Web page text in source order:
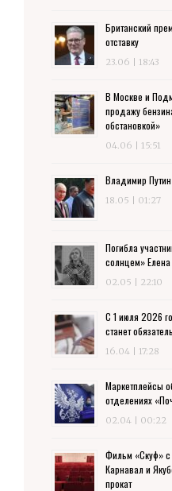
Британский
отставку
23.06 | 18:43
В Москве и
продажу
обстановкой»
04.06 | 15:51
Владимир
18.05 | 01:27
Погибла
солнцем»
02.05 | 22:10
С 1 июля 2026
станет
16.04 | 17:28
Маркетплейсы
отделениях
02.04 | 00:22
Фильм «Скуф»
Карнавал и
прокат